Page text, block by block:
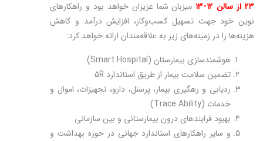
۲۳ از سالن ۱۲-۱۳
میزبان شما عزیزان خواهد بود و راهکارهای
نوین خود جهت تسهیل کسب‌وکار، افزایش درآمد و کاهش
هزینه‌ها را در زمینه‌های زیر به علاقه‌مندان ارائه خواهد کرد:
هوشمندسازی بیمارستان (Smart Hospital)
تضمین سلامت بیمار از طریق استاندارد ۵R
ردیابی و رهگیری بیمار، پرسنل، دارو، تجهیزات، اموال و
خدمات (Trace Ability)
بهبود فرایندهای درون بیمارستانی و بین سازمانی
و سایر راهکارهای استاندارد جهانی در حوزه بهداشت ‌و